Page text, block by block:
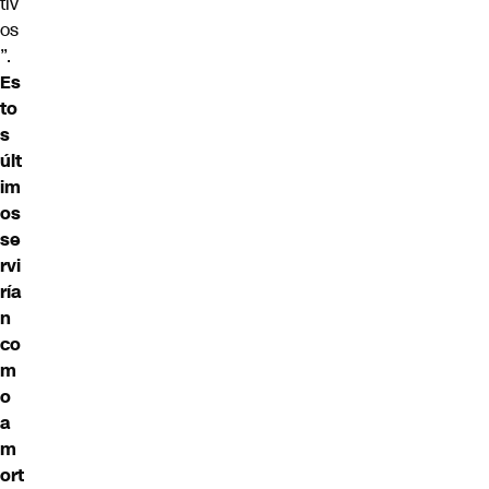
os
”.
Es
to
s
últ
im
os
se
rvi
ría
n
co
m
o
a
m
ort